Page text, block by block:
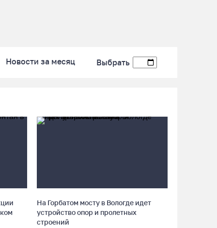
в ДТП мотоциклиста и его пассажира
07.08.26 / 13:36
Череповецкая пенсионерка продала украшения
и лишилась более полумиллиона рублей
Новости за месяц Выбрать
На Горбатом мосту в Вологде идет
устройство опор и пролетных
строений